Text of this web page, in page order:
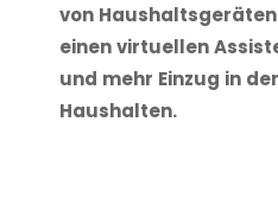
von
einen virtuellen
und mehr Einzug in
Haushalten.